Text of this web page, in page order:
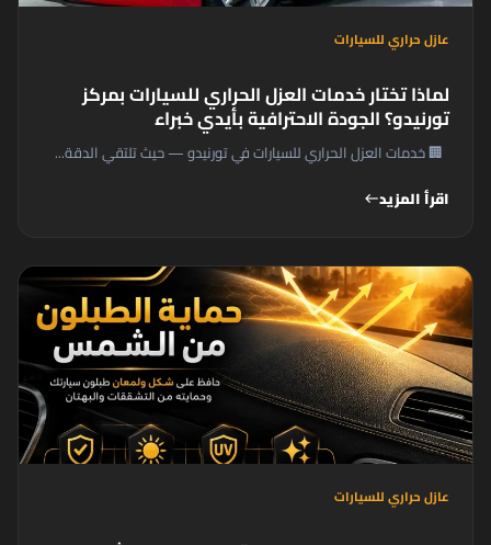
عازل حراري للسيارات
لماذا تختار خدمات العزل الحراري للسيارات بمركز
تورنيدو؟ الجودة الاحترافية بأيدي خبراء
🏢 خدمات العزل الحراري للسيارات في تورنيدو — حيث تلتقي الدقة...
اقرأ المزيدwest
عازل حراري للسيارات